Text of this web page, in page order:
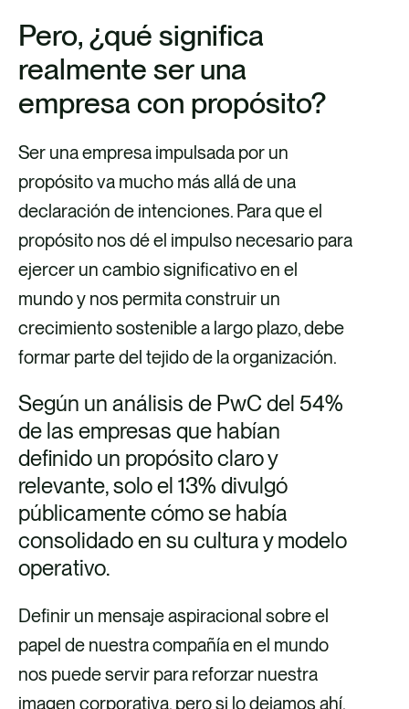
Pero, ¿qué significa
realmente ser una
empresa con propósito?
Ser una empresa impulsada por un
propósito va mucho más allá de una
declaración de intenciones. Para que el
propósito nos dé el impulso necesario para
ejercer un cambio significativo en el
mundo y nos permita construir un
crecimiento sostenible a largo plazo, debe
formar parte del tejido de la organización.
Según un análisis de PwC del 54%
de las empresas que habían
definido un propósito claro y
relevante, solo el 13% divulgó
públicamente cómo se había
consolidado en su cultura y modelo
operativo.
Definir un mensaje aspiracional sobre el
papel de nuestra compañía en el mundo
nos puede servir para reforzar nuestra
imagen corporativa, pero si lo dejamos ahí,